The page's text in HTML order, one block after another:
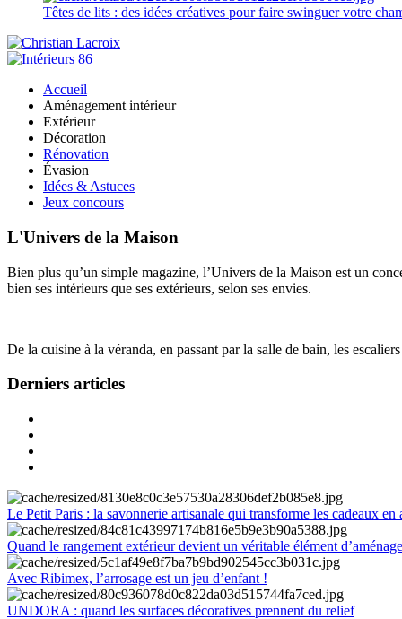
Têtes de lits : des idées créatives pour faire swinguer votre
Accueil
Aménagement intérieur
Extérieur
Décoration
Rénovation
Évasion
Idées & Astuces
Jeux concours
L'Univers de la Maison
Bien plus qu’un simple magazine, l’Univers de la Maison est un
bien ses intérieurs que ses extérieurs, selon ses envies.
De la cuisine à la véranda, en passant par la salle de bain, les
Derniers articles
Le Petit Paris : la savonnerie artisanale qui transforme les cadeaux en
Quand le rangement extérieur devient un véritable élément
Avec Ribimex, l’arrosage est un jeu d’enfant !
UNDORA : quand les surfaces décoratives prennent du relief